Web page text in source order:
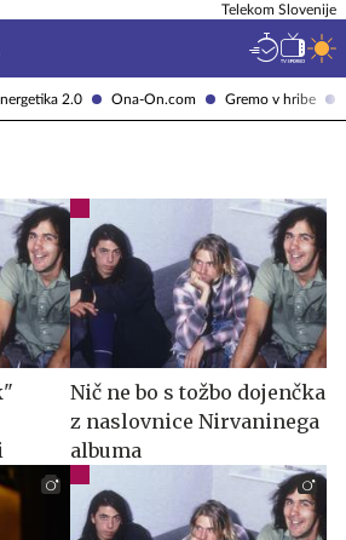
2.0 Ona-On.com Gremo v hribe
Telekom Slovenije
Nič ne bo s tožbo dojenčka
z naslovnice Nirvaninega
albuma